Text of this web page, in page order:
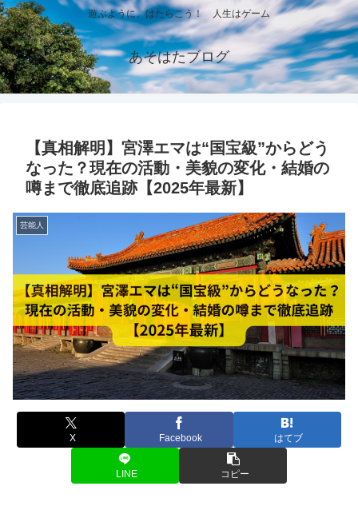
遊ぶように、はたらこう！ 人生はゲーム
あそはたブログ
【真相解明】宮澤エマは“国宝級”からどう
なった？現在の活動・美貌の変化・結婚の
噂まで徹底追跡【2025年最新】
芸能人
X Facebook はてブ
LINE コピー